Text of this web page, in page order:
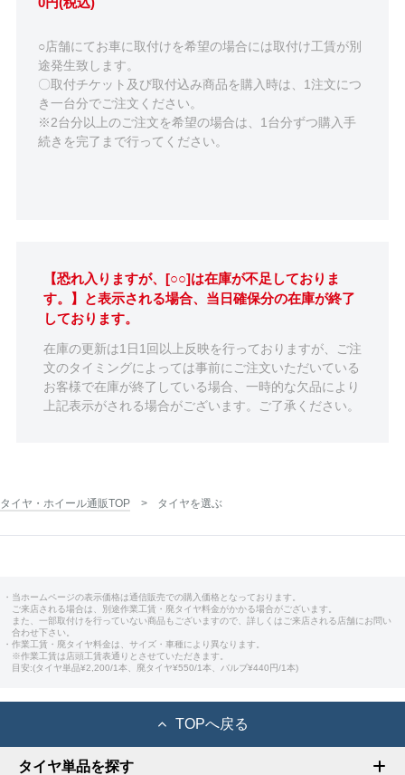
○店舗にてお車に取付けを希望の場合には取付け工賃が別
途発生致します。
〇取付チケット及び取付込み商品を購入時は、1注文につ
き一台分でご注文ください。
※2台分以上のご注文を希望の場合は、1台分ずつ購入手
続きを完了まで行ってください。
【恐れ入りますが、[○○]は在庫が不足しておりま
す。】と表示される場合、当日確保分の在庫が終了
しております。
在庫の更新は1日1回以上反映を行っておりますが、ご注
文のタイミングによっては事前にご注文いただいている
お客様で在庫が終了している場合、一時的な欠品により
上記表示がされる場合がございます。ご了承ください。
タイヤ・ホイール通販TOP タイヤを選ぶ
・当ホームページの表示価格は通信販売での購入価格となっております。
ご来店される場合は、別途作業工賃・廃タイヤ料金がかかる場合がございます。
また、一部取付けを行っていない商品もございますので、詳しくはご来店される店舗にお問い
合わせ下さい。
・作業工賃・廃タイヤ料金は、サイズ・車種により異なります。
※作業工賃は店頭工賃表通りとさせていただきます。
目安:(タイヤ単品¥2,200/1本、廃タイヤ¥550/1本、バルブ¥440円/1本)
TOPへ戻る
タイヤ単品を探す